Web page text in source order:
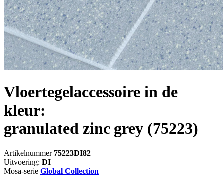
Vloertegelaccessoire in de
kleur:
granulated zinc grey (75223)
Artikelnummer 75223DI82
Uitvoering: DI
Mosa-serie Global Collection